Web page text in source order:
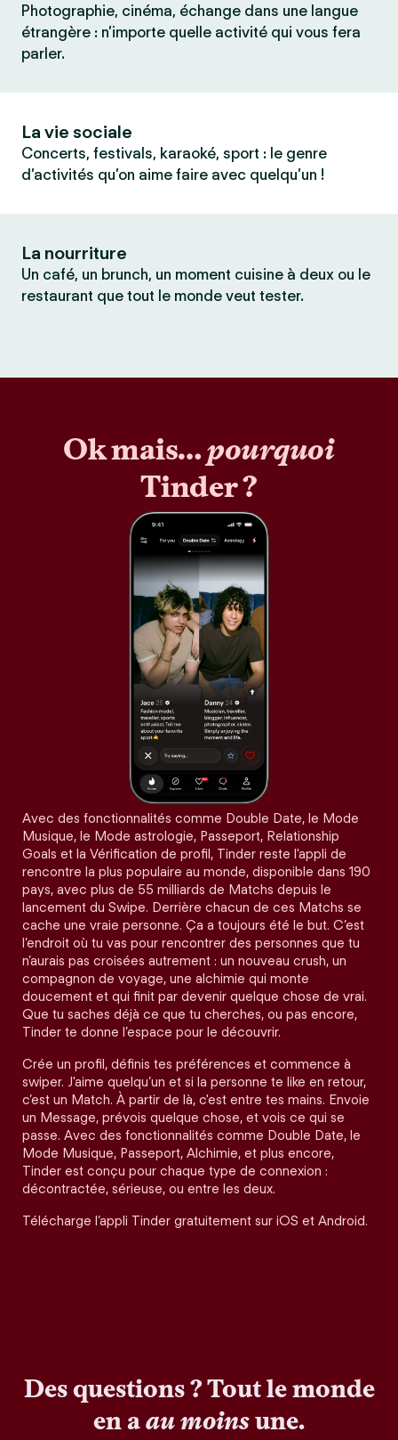
Photographie, cinéma, échange dans une langue
étrangère : n’importe quelle activité qui vous fera
parler.
La vie sociale
Concerts, festivals, karaoké, sport : le genre
d’activités qu’on aime faire avec quelqu’un !
La nourriture
Un café, un brunch, un moment cuisine à deux ou le
restaurant que tout le monde veut tester.
Ok mais…pourquoi
Tinder ?
Avec des fonctionnalités comme Double Date, le Mode
Musique, le Mode astrologie, Passeport, Relationship
Goals et la Vérification de profil, Tinder reste l'appli de
rencontre la plus populaire au monde, disponible dans 190
pays, avec plus de 55 milliards de Matchs depuis le
lancement du Swipe. Derrière chacun de ces Matchs se
cache une vraie personne. Ça a toujours été le but. C’est
l’endroit où tu vas pour rencontrer des personnes que tu
n’aurais pas croisées autrement : un nouveau crush, un
compagnon de voyage, une alchimie qui monte
doucement et qui finit par devenir quelque chose de vrai.
Que tu saches déjà ce que tu cherches, ou pas encore,
Tinder te donne l’espace pour le découvrir.
Crée un profil, définis tes préférences et commence à
swiper. J'aime quelqu’un et si la personne te like en retour,
c’est un Match. À partir de là, c'est entre tes mains. Envoie
un Message, prévois quelque chose, et vois ce qui se
passe. Avec des fonctionnalités comme Double Date, le
Mode Musique, Passeport, Alchimie, et plus encore,
Tinder est conçu pour chaque type de connexion :
décontractée, sérieuse, ou entre les deux.
Télécharge l’appli Tinder gratuitement sur iOS et Android.
Des questions ? Tout le monde
en aau moinsune.